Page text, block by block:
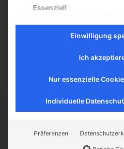
historischen Irrtümer handelt
Mittelalters hätten an eine Erde
Scheibenform geglaubt. Oder in
Es folgt eine Liste der Service-
Essenziell
Essenzielle Services
und sind für das
Website erforderlich.
Statistik-Cookies sammeln
werden standardmäßig
akzeptiert werden, ist für den
Einwilligung
Ich
Nur essenzielle
Individuelle
Präferenzen